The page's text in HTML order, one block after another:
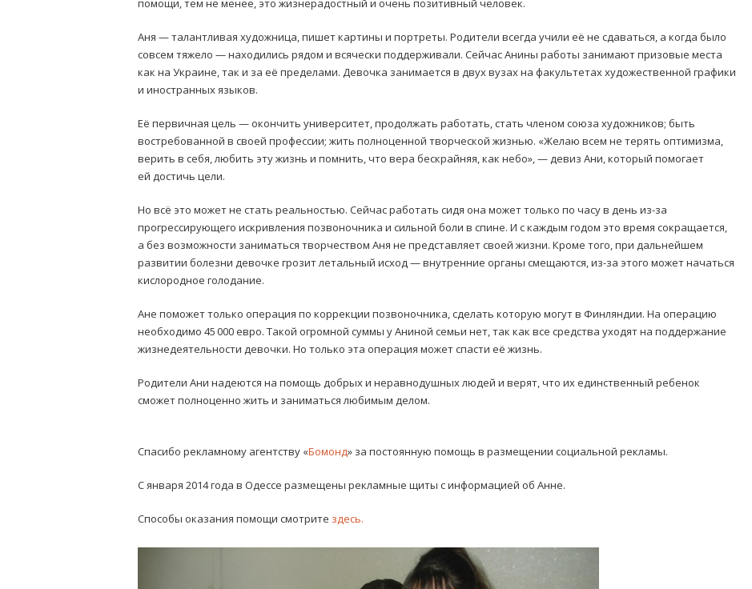
помощи, тем не менее, это жизнерадостный и очень позитивный человек.
Аня — талантливая художница, пишет картины и портреты. Родители всегда учили её не сдаваться, а когда было
совсем тяжело — находились рядом и всячески поддерживали. Сейчас Анины работы занимают призовые места
как на Украине, так и за её пределами. Девочка занимается в двух вузах на факультетах художественной графики
и иностранных языков.
Её первичная цель — окончить университет, продолжать работать, стать членом союза художников; быть
востребованной в своей профессии; жить полноценной творческой жизнью. «Желаю всем не терять оптимизма,
верить в себя, любить эту жизнь и помнить, что вера бескрайняя, как небо», — девиз Ани, который помогает
ей достичь цели.
Но всё это может не стать реальностью. Сейчас работать сидя она может только по часу в день из-за
прогрессирующего искривления позвоночника и сильной боли в спине. И с каждым годом это время сокращается,
а без возможности заниматься творчеством Аня не представляет своей жизни. Кроме того, при дальнейшем
развитии болезни девочке грозит летальный исход — внутренние органы смещаются, из-за этого может начаться
кислородное голодание.
Ане поможет только операция по коррекции позвоночника, сделать которую могут в Финляндии. На операцию
необходимо 45 000 евро. Такой огромной суммы у Аниной семьи нет, так как все средства уходят на поддержание
жизнедеятельности девочки. Но только эта операция может спасти её жизнь.
Родители Ани надеются на помощь добрых и неравнодушных людей и верят, что их единственный ребенок
сможет полноценно жить и заниматься любимым делом.
Спасибо рекламному агентству «Бомонд» за постоянную помощь в размещении социальной рекламы.
С января 2014 года в Одессе размещены рекламные щиты с информацией об Анне.
Способы оказания помощи смотрите здесь.